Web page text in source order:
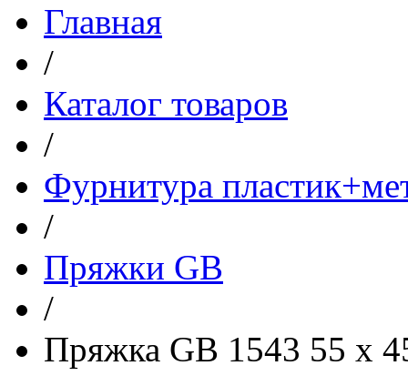
Главная
/
Каталог товаров
/
Фурнитура
/
Пряжки GB
/
Пряжка GB 1543 55 х